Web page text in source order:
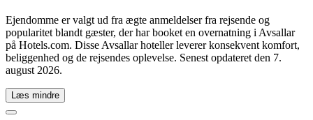
Ejendomme er valgt ud fra ægte anmeldelser fra rejsende og
popularitet blandt gæster, der har booket en overnatning i Avsallar
på Hotels.com. Disse Avsallar hoteller leverer konsekvent komfort,
beliggenhed og de rejsendes oplevelse. Senest opdateret den 7.
august 2026.
Læs mindre